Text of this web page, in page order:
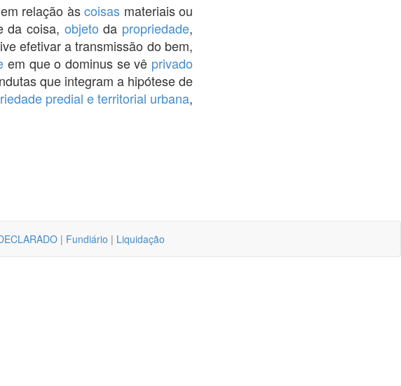
relação àscoisas materiais ou
da coisa, objeto da propriedade,
efetivar a transmissão do bem,
em que o dominus se vê privado
que integram a hipótese de
predial e territorial urbana,
| Fundiário | Liquidação